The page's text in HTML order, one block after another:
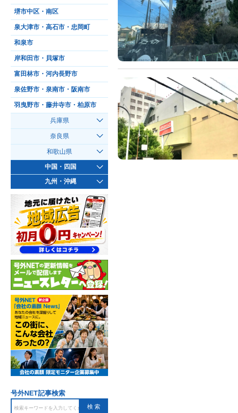
堺市中区・南区
泉大津市・高石市・忠岡町
和泉市
岸和田市・貝塚市
富田林市・河内長野市
泉佐野市・泉南市・阪南市
羽曳野市・藤井寺市・柏原市
兵庫県
奈良県
和歌山県
中国・四国
九州・沖縄
号外NET記事検索